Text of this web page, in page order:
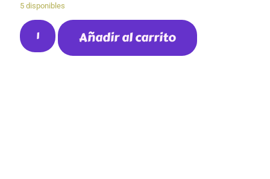
5 disponibles
Añadir al carrito